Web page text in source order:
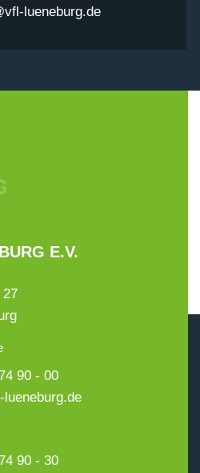
lueneburg.de
E.V.
27
90 - 00
lueneburg.de
90 - 30